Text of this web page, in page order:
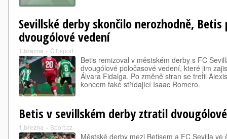
Sevillské derby skončilo nerozhodně,
dvougólové vedení
1.března » ČT sport
Betis remizoval v městském derby s FC
dvougólové poločasové vedení, které jim
Álvara Fidalga. Po změně stran se trefil
koncem také střídající Isaac Romero.
Betis v sevillském derby ztratil
1.března » Sport.cz
Městské derby mezi Betisem a FC Sevilla ve